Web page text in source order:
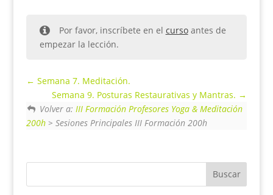
Por favor, inscríbete en el cursoantes de
empezar la lección.
Semana 7. Meditación.
Semana 9. Posturas Restaurativas y Mantras.
Volver a: III Formación Profesores Yoga & Meditación
200h> Sesiones Principales III Formación 200h